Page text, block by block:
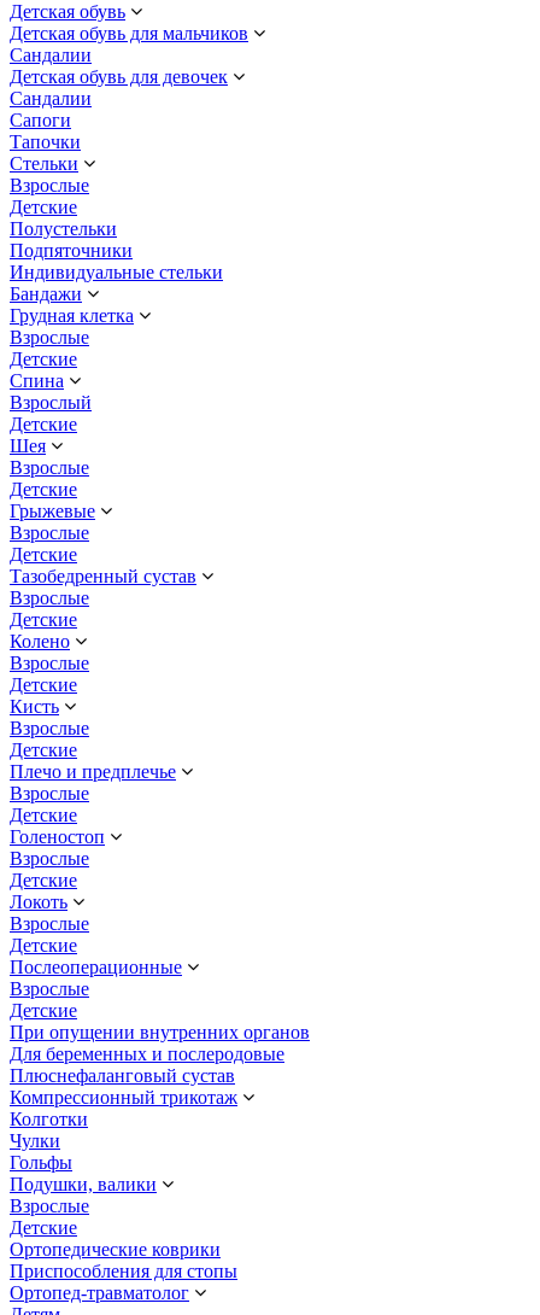
Детская обувь
Детская обувь для мальчиков
Сандалии
Детская обувь для девочек
Сандалии
Сапоги
Тапочки
Стельки
Взрослые
Детские
Полустельки
Подпяточники
Индивидуальные стельки
Бандажи
Грудная клетка
Взрослые
Детские
Спина
Взрослый
Детские
Шея
Взрослые
Детские
Грыжевые
Взрослые
Детские
Тазобедренный сустав
Взрослые
Детские
Колено
Взрослые
Детские
Кисть
Взрослые
Детские
Плечо и предплечье
Взрослые
Детские
Голеностоп
Взрослые
Детские
Локоть
Взрослые
Детские
Послеоперационные
Взрослые
Детские
При опущении внутренних органов
Для беременных и послеродовые
Плюснефаланговый сустав
Компрессионный трикотаж
Колготки
Чулки
Гольфы
Подушки, валики
Взрослые
Детские
Ортопедические коврики
Приспособления для стопы
Ортопед-травматолог